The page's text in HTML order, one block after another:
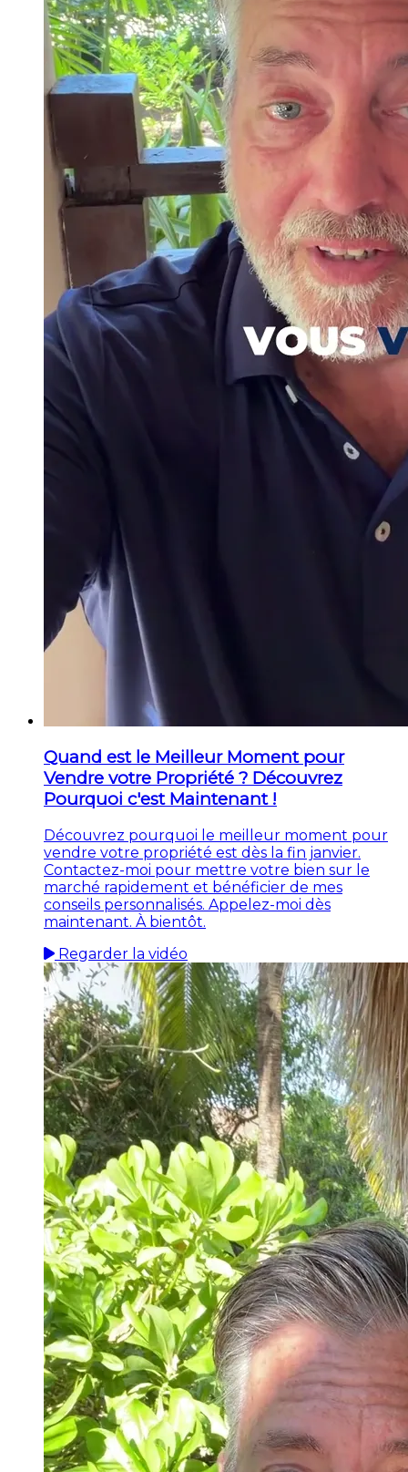
Quand est le Meilleur Moment pour
Vendre votre Propriété ? Découvrez
Pourquoi c'est Maintenant !
Découvrez pourquoi le meilleur moment pour
vendre votre propriété est dès la fin janvier.
Contactez-moi pour mettre votre bien sur le
marché rapidement et bénéficier de mes
conseils personnalisés. Appelez-moi dès
maintenant. À bientôt.
Regarder la vidéo